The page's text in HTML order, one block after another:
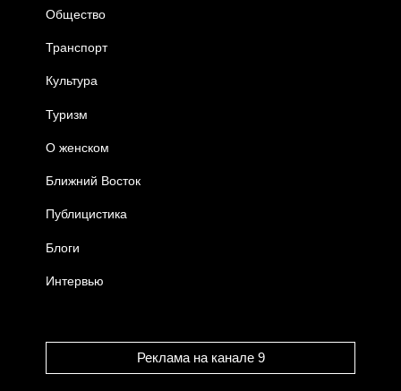
Общество
Транспорт
Культура
Туризм
О женском
Ближний Восток
Публицистика
Блоги
Интервью
Реклама на канале 9